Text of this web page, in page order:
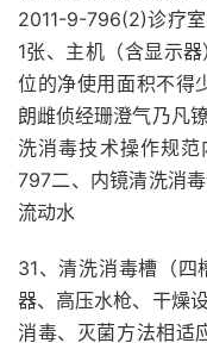
2011-9-796(2)诊疗
1张、主机（含显示
位的净使用面积不得
朗雌侦经珊澄气乃凡
洗消毒技术操作规
797二、内镜清洗消
流动水
31、清洗消毒槽（
器、高压水枪、干燥
消毒、灭菌方法相适